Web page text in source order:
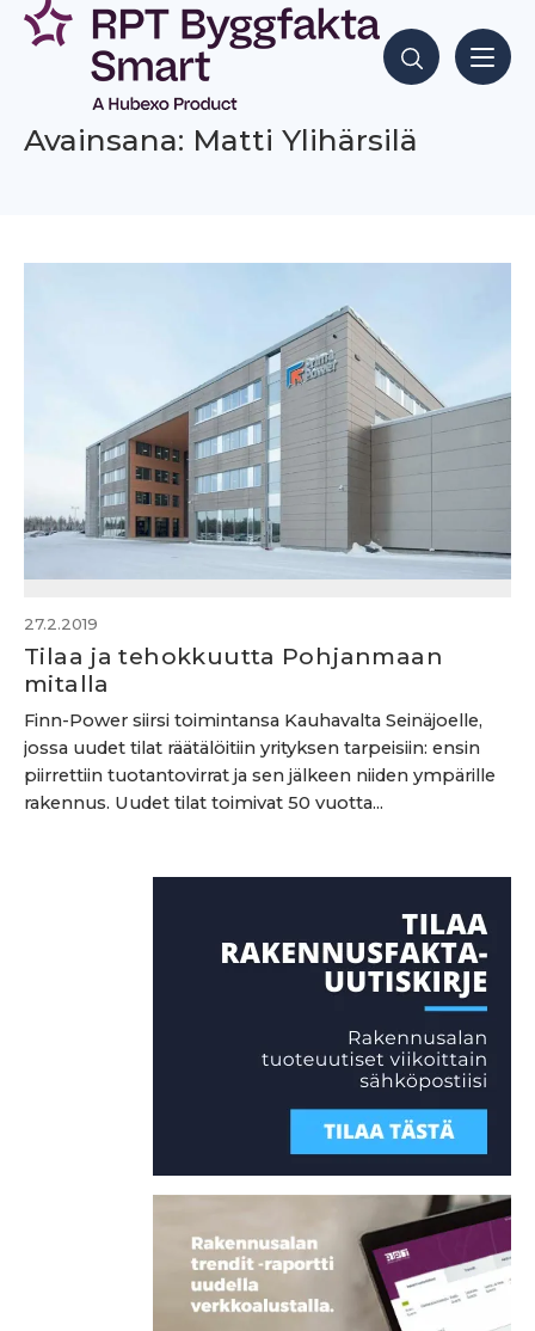
Siirry
sisältöön
Hae sisältöjä
Avainsana: Matti Ylihärsilä
27.2.2019
Tilaa ja tehokkuutta Pohjanmaan
mitalla
Finn-Power siirsi toimintansa Kauhavalta Seinäjoelle,
jossa uudet tilat räätälöitiin yrityksen tarpeisiin: ensin
piirrettiin tuotantovirrat ja sen jälkeen niiden ympärille
rakennus. Uudet tilat toimivat 50 vuotta...